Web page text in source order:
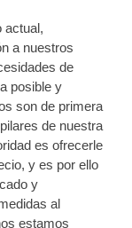
actual,
a nuestros
de
posible y
son de primera
de nuestra
es ofrecerle
y es por ello
y
al
estamos